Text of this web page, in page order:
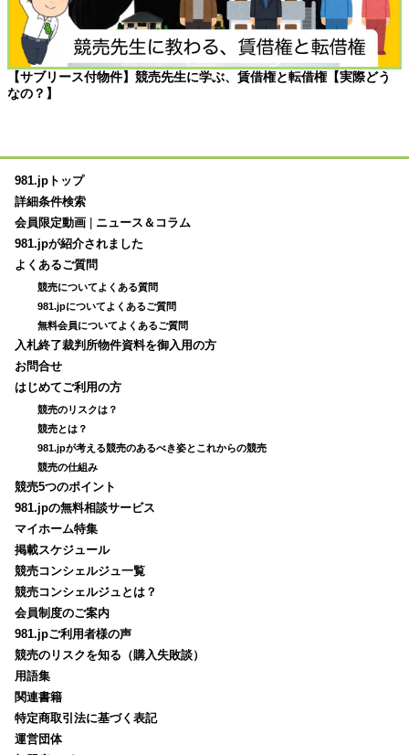
【サブリース付物件】競売先生に学ぶ、賃借権と転借権【実際どう
なの？】
981.jpトップ
詳細条件検索
会員限定動画
ニュース＆コラム
981.jpが紹介されました
よくあるご質問
競売についてよくある質問
981.jpについてよくあるご質問
無料会員についてよくあるご質問
入札終了裁判所物件資料を御入用の方
お問合せ
はじめてご利用の方
競売のリスクは？
競売とは？
981.jpが考える競売のあるべき姿とこれからの競売
競売の仕組み
競売5つのポイント
981.jpの無料相談サービス
マイホーム特集
掲載スケジュール
競売コンシェルジュ一覧
競売コンシェルジュとは？
会員制度のご案内
981.jpご利用者様の声
競売のリスクを知る（購入失敗談）
用語集
関連書籍
特定商取引法に基づく表記
運営団体